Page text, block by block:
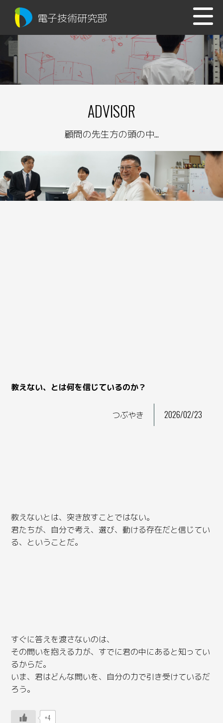
電子技術研究部
ADVISOR
顧問の先生方の頭の中...
教えない、とは何を信じているのか？
つぶやき 2026/02/23
教えないとは、突き放すことではない。
君たちが、自分で考え、選び、動ける存在だと信じてい
る、ということだ。
すぐに答えを渡さないのは、
その問いを抱える力が、すでに君の中にあると知ってい
るからだ。
いま、君はどんな問いを、自分の力で引き受けているだ
ろう。
+4